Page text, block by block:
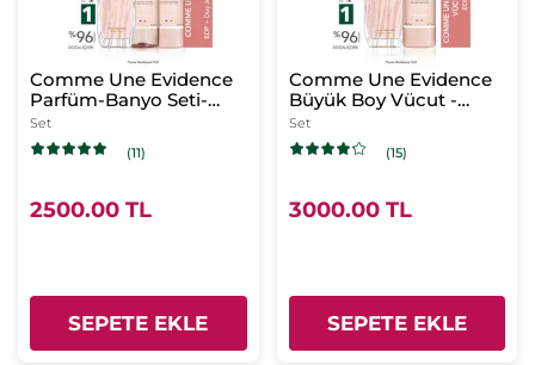
Comme Une Evidence
Parfüm-Banyo Seti-
EDP 50 ml & Vücut
Losyonu 200 ml & Duş
Jeli 200 ml
Set
(11)
2500.00 TL
SEPETE EKLE
Comme Une Evidence
Büyük Boy Vücut -
Parfüm Seti-EDP 100
ml &Vücut Losyonu
200 ml
Set
(15)
3000.00 TL
SEPETE EKLE